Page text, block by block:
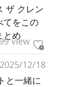
ザ クレン
てをこの
とめview
2025/12/18
と一緒に